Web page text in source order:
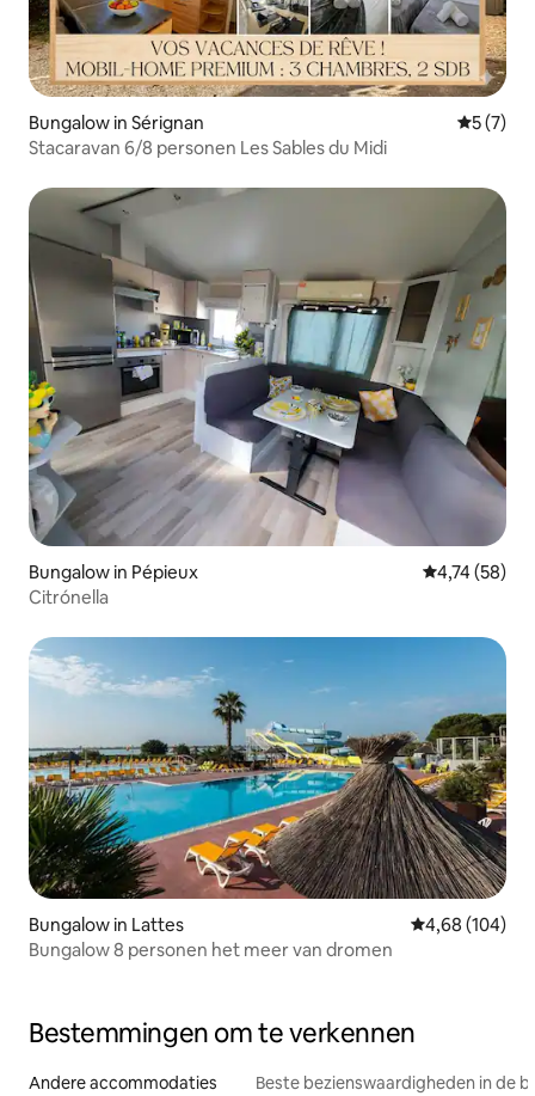
Bungalow in Sérignan
5 (7)
Stacaravan 6/8 personen Les Sables du Midi
Bungalow in Pépieux Gemiddelde
4,74 (58)
Citrónella
Bungalow in Lattes Gemiddelde
4,68 (104)
Bungalow 8 personen het meer van dromen
Bestemmingen om te verkennen
Andere accommodaties Beste bezienswaardigheden in de